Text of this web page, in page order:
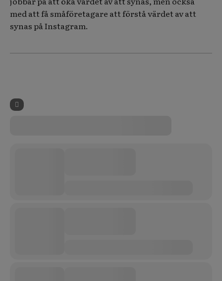
med att få småföretagare att förstå värdet av att
synas på Instagram.